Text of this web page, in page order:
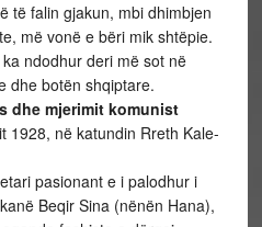
të falin gjakun, mbi dhimbjen
më vonë e bëri mik shtëpie.
ndodhur deri më sot në
dhe botën shqiptare.
dhe mjerimit komunist
1928, në katundin Rreth Kale-
pasionant e i palodhur i
Beqir Sina (nënën Hana),